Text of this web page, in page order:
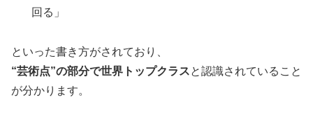
回る」
といった書き方がされており、
“芸術点”の部分で世界トップクラスと認識されていること
が分かります。